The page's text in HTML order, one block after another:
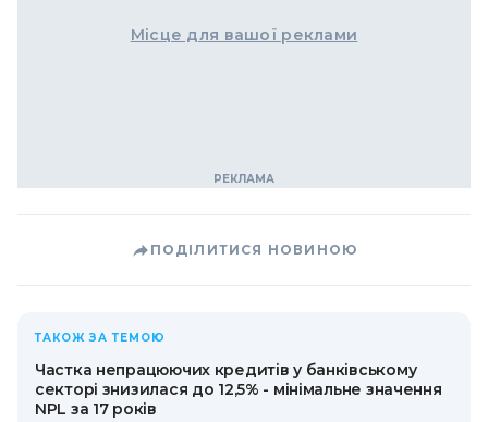
Місце для вашої реклами
ПОДІЛИТИСЯ НОВИНОЮ
ТАКОЖ ЗА ТЕМОЮ
Частка непрацюючих кредитів у банківському
секторі знизилася до 12,5% - мінімальне значення
NPL за 17 років